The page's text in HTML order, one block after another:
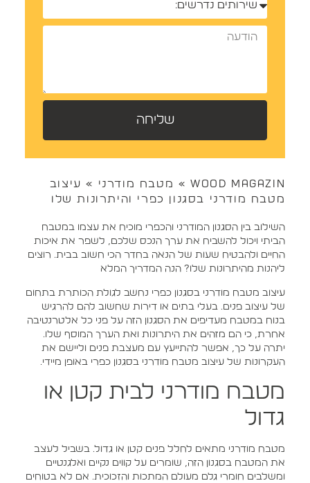
WOOD MAGAZIN
» מטבח מודרני » עיצוב
מטבח מודרני בסגנון כפרי והיתרונות שלו
השילוב בין הסגנון המודרני והכפרי מוכיח את עצמו במטבח
הביתי ויכול להשביח את ערך הנכס שלכם, לשפר את איכות
החיים ולהבטיח שעות של הנאה בחדר הכי חשוב בבית. רוצים
ליהנות מהיתרונות שלו? הנה המדריך המלא
עיצוב מטבח מודרני בסגנון כפרי נחשב לגולת הכותרת בתחום
של עיצוב פנים. בעלי בתים או דירות שחשוב להם להרגיש
בנוח במטבח מעדיפים את הסגנון הזה על פני כל אלטרנטיבה
אחרת, כי הם מזהים את היתרונות ואת הערך המוסף שלו.
יתרה על כך, אפשר להתייעץ עם מעצבת פנים וליישם את
העקרונות של עיצוב מטבח מודרני בסגנון כפרי באופן מיידי.
מטבח מודרני לבית קטן או
גדול
מטבח מודרני מתאים לחלל פנים קטן או גדול. בשביל לעצב
את המטבח בסגנון הזה, שומרים על קווים נקיים ואלגנטיים
ומשלבים חומרי גלם מעולם המתכות והזכוכית. אם לא בטוחים
שליחה